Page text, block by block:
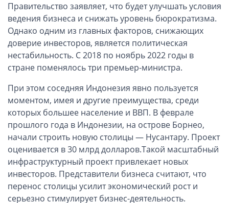
Оффшорные компании
Оффшоры в Белизе
Оффшоры на БВО (BVI)
Финансовая отчетность
Ликвидация зарубежных компаний
Открытие счёта
Открытие счета в платежной системе
Мерчант аккаунт
Правительство заявляет, что будет улучшать условия
ведения бизнеса и снижать уровень бюрократизма.
Однако одним из главных факторов, снижающих
доверие инвесторов, является политическая
нестабильность. С 2018 по ноябрь 2022 годы в
стране поменялось три премьер-министра.
При этом соседняя Индонезия явно пользуется
моментом, имея и другие преимущества, среди
которых большее население и ВВП. В феврале
прошлого года в Индонезии, на острове Борнео,
начали строить новую столицы — Нусантару. Проект
оценивается в 30 млрд долларов.Такой масштабный
инфраструктурный проект привлекает новых
инвесторов. Представители бизнеса считают, что
перенос столицы усилит экономический рост и
серьезно стимулирует бизнес-деятельность.